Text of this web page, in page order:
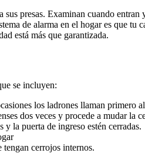
presas. Examinan cuando
de alarma en el hogar es que
está más que garantizada.
se incluyen:
los ladrones llaman primero
dos veces y procede a mudar la
y la puerta de ingreso estén cerradas.
tengan cerrojos internos.